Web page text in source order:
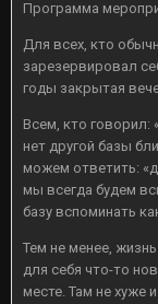
Программа
Для всех, кто
зарезервировал
годы закрытая
Всем, кто говорил:
нет другой базы
можем ответить:
мы всегда будем
базу вспоминать
Тем не менее,
для себя что-то
месте. Там не хуже